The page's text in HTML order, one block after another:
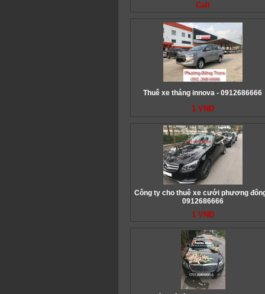
Call
Thuê xe tháng innova - 0912686666
1 VNĐ
Công ty cho thuê xe cưới phương
0912686666
1 VNĐ